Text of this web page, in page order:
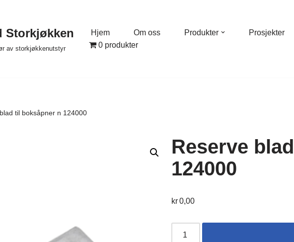
Storkjøkken
av storkjøkkenutstyr
Hjem Om oss Produkter Prosjekter
0 produkter
til boksåpner n 124000
Reserve
124000
kr0,00